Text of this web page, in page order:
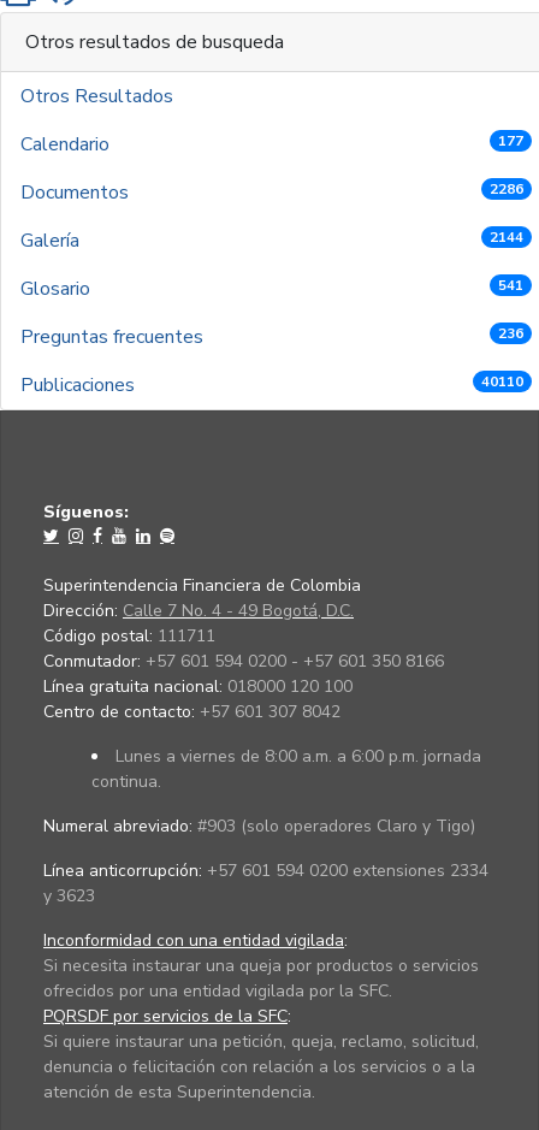
Otros resultados de busqueda
Otros Resultados
Calendario
177
Documentos 2286
Galería 2144
Glosario 541
Preguntas frecuentes 236
Publicaciones 40110
Síguenos:
Superintendencia Financiera de Colombia
Dirección: Calle 7 No. 4 - 49 Bogotá, D.C.
Código postal: 111711
Conmutador: +57 601 594 0200 - +57 601 350 8166
Línea gratuita nacional: 018000 120 100
Centro de contacto: +57 601 307 8042
Lunes a viernes de 8:00 a.m. a 6:00 p.m. jornada
continua.
Numeral abreviado: #903 (solo operadores Claro y Tigo)
Línea anticorrupción: +57 601 594 0200 extensiones 2334
y 3623
Inconformidad con una entidad vigilada:
Si necesita instaurar una queja por productos o servicios
ofrecidos por una entidad vigilada por la SFC.
PQRSDF por servicios de la SFC:
Si quiere instaurar una petición, queja, reclamo, solicitud,
denuncia o felicitación con relación a los servicios o a la
atención de esta Superintendencia.